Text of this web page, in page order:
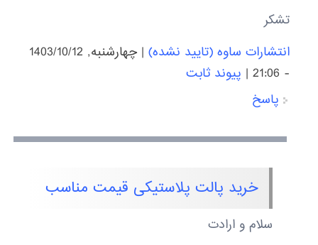
تشکر
انتشارات ساوه (تایید نشده)|
چهارشنبه, 1403/10/12
- 21:06
| پیوند ثابت
پاسخ
خرید پالت پلاستیکی قیمت مناسب
سلام و ارادت